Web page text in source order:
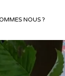
NOUS ?